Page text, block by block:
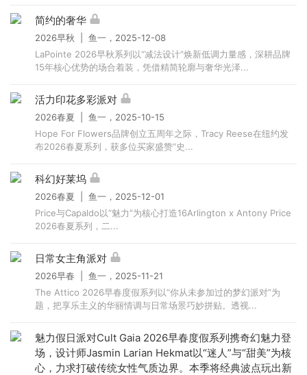
简约的奢华
2026早秋 | 鱼一，2025-12-08
LaPointe 2026早秋系列以“减法设计”焕新低调力量感，深耕品牌
15年核心优势的场合着装，凭借精简轮廓与奢华光泽...
活力印花多彩派对
2026春夏 | 鱼一，2025-10-15
Hope For Flowers品牌创立五周年之际，Tracy Reese在纽约发
布2026春夏系列，获多位买家盛赞“史...
科幻好莱坞
2026春夏 | 鱼一，2025-12-01
Price与Capaldo以“魅力”为核心打造16Arlington x Antony Price
2026春夏系列，二...
日常女主角派对
2026早春 | 鱼一，2025-11-21
The Attico 2026早春度假系列以“你从未参加过的梦幻派对”为
题，把享乐主义的华丽情调与日常场景巧妙拼贴。透视...
魅力假日派对Cult Gaia 2026早春度假系列携奇幻魅力登
场，设计师Jasmin Larian Hekmat以“迷人”与“甜美”为核
心，力求打破传统女性气质边界。本季将经典波点玩出新